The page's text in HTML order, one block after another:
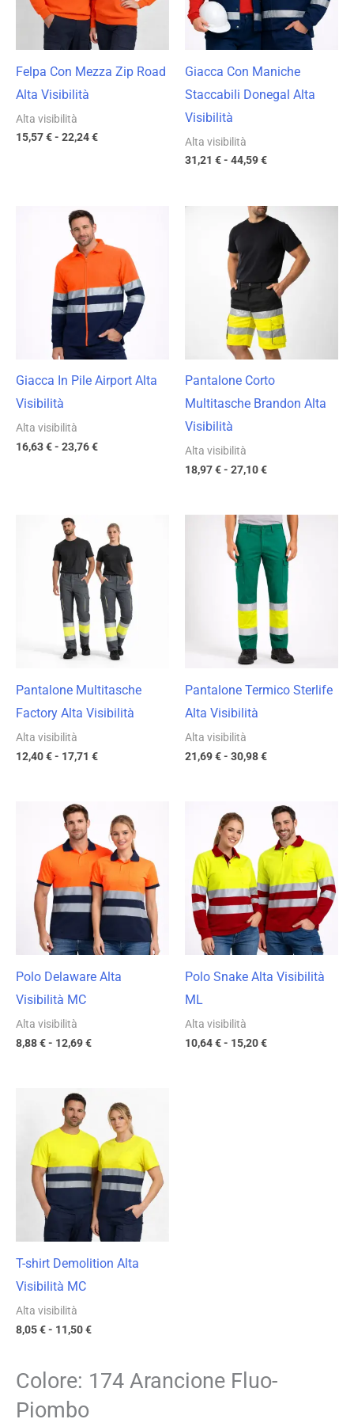
Felpa Con Mezza Zip Road
Alta Visibilità
Alta visibilità
15,57€- 22,24€
Giacca Con Maniche
Staccabili Donegal Alta
Visibilità
Alta visibilità
31,21 €- 44,59€
Giacca In Pile Airport Alta
Visibilità
Alta visibilità
16,63€- 23,76€
prezzo:
da
16,63 €
23,76 €
Pantalone Corto
Multitasche Brandon Alta
Visibilità
Alta visibilità
18,97€- 27,10€
Fascia
prezzo:
18,97 €
a
27,10 €
Pantalone Multitasche
Factory Alta Visibilità
Alta visibilità
12,40€- 17,71 €
Fascia
prezzo:
da
12,40 €
a
17,71 €
Pantalone Termico Sterlife
Alta Visibilità
Alta visibilità
21,69€- 30,98€
Fascia
di
prezzo:
da
21,69 €
a
30,98 €
Polo Delaware Alta
Visibilità MC
Alta visibilità
8,88€- 12,69€
prezzo:
da
8,88 €
a
12,69 €
Polo Snake Alta Visibilità
ML
Alta visibilità
10,64€- 15,20€
Fascia
di
prezzo:
da
10,64 €
a
15,20 €
T-shirt Demolition Alta
Visibilità MC
Alta visibilità
8,05€- 11,50€
prezzo:
da
8,05 €
a
11,50 €
Colore: 174 Arancione Fluo-
Piombo